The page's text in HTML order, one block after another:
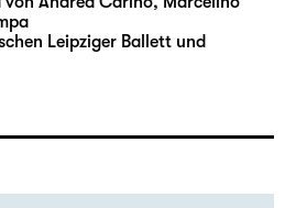
Box II
Andrea Carino, Marcelino